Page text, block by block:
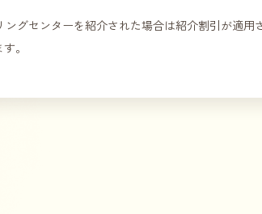
グセンターを紹介された場合は紹介割引が適用
。